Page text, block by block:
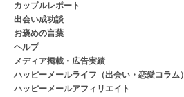
カップルレポート
出会い成功談
お褒めの言葉
ヘルプ
メディア掲載・広告実績
ハッピーメールライフ（出会い・恋愛コラム）
ハッピーメールアフィリエイト